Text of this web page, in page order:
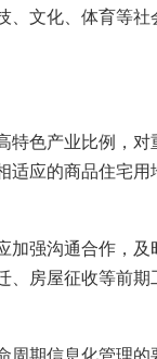
文化、体育等
色产业比例，对
应的商品住宅
强沟通合作，及
房屋征收等前
期信息化管理的